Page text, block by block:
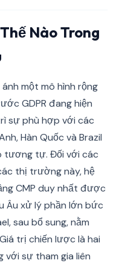
Nào Trong
một mô hình rộng
GDPR đang hiện
sự phù hợp với các
Hàn Quốc và Brazil
tương tự. Đối với các
thị trường này, hệ
CMP duy nhất được
Âu xử lý phần lớn bức
sau bổ sung, nằm
trị chiến lược là hai
sự tham gia liên